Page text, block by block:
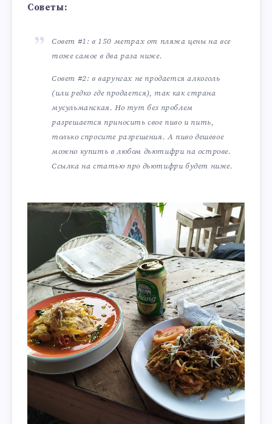
Советы:
Совет #1: в 150 метрах от пляжа цены на все
тоже самое в два раза ниже.
Совет #2: в варунгах не продается алкоголь
(или редко где продается), так как страна
мусульманская. Но тут без проблем
разрешается приносить свое пиво и пить,
только спросите разрешения. А пиво дешевое
можно купить в любом дьютифри на острове.
Ссылка на статью про дьютифри будет ниже.